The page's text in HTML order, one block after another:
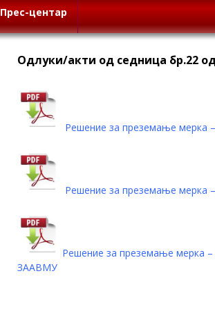
Прес-центар
Oдлуки/акти од седница бр.22 од
Решение за преземање мерка
Решение за преземање
Решение за преземање мерка
ЗААВМУ